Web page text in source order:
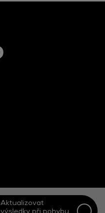
Aktualizovat
výsledky při pohybu